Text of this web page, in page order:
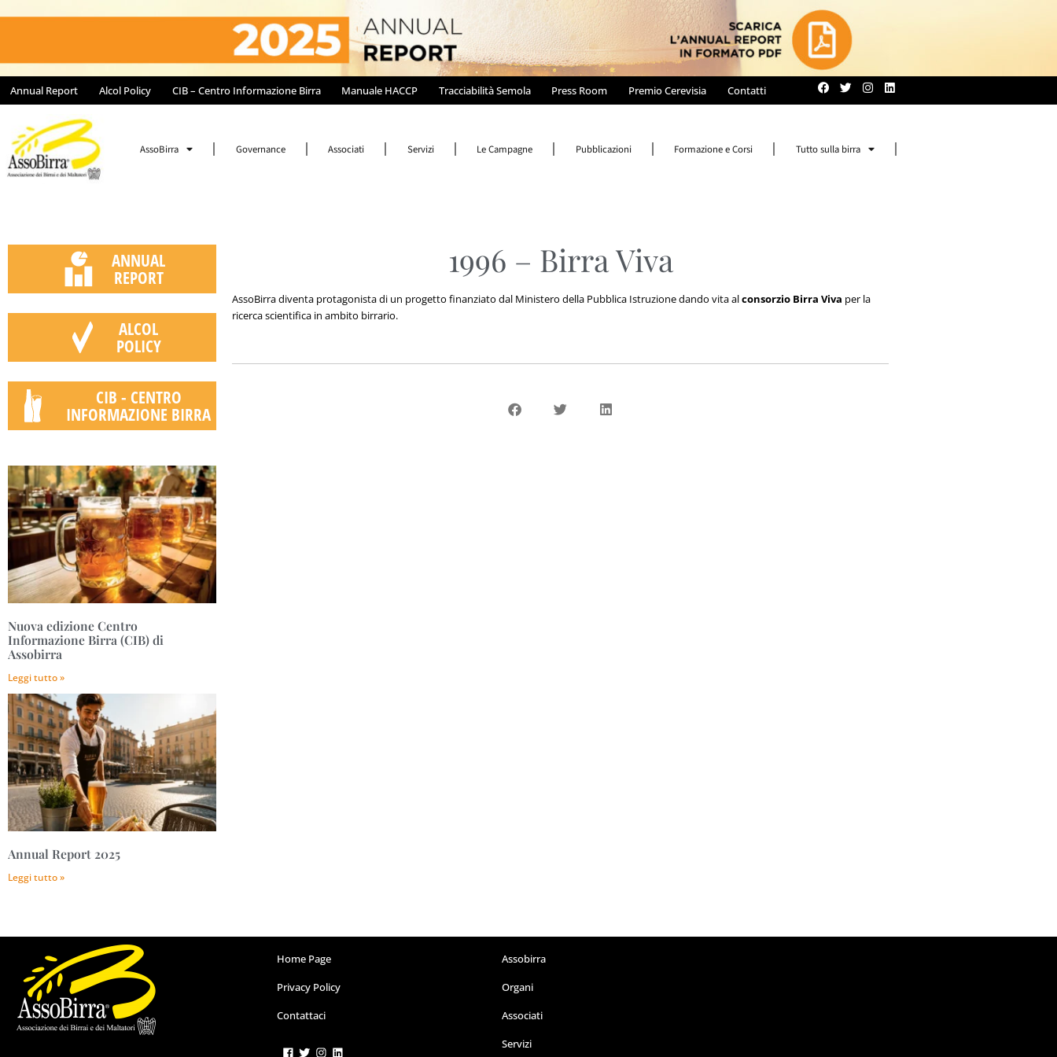
Annual Report Alcol Policy CIB – Centro Informazione Birra Manuale HACCP Tracciabilità Semola Press Room Premio Cerevisia Contatti
AssoBirra Governance Associati Servizi Le Campagne Pubblicazioni Formazione e Corsi Tutto sulla birra
ANNUAL
REPORT
ALCOL
POLICY
CIB - CENTRO
INFORMAZIONE BIRRA
Nuova edizione Centro
Informazione Birra (CIB) di
Assobirra
Leggi tutto »
Annual Report 2025
Leggi tutto »
1996 – Birra Viva
AssoBirra diventa protagonista di un progetto finanziato dal Ministero della Pubblica Istruzione dando vita alconsorzio Birra Viva per la
ricerca scientifica in ambito birrario.
Home Page
Privacy Policy
Contattaci
Assobirra
Organi
Associati
Servizi